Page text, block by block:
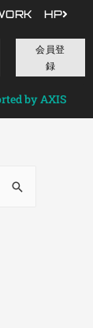
HP
会員登
録
by AXIS